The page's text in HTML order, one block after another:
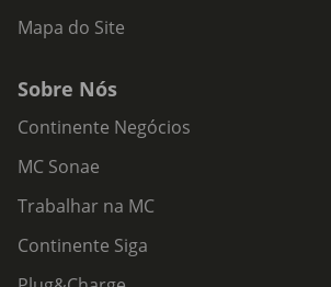
Mapa do Site
Sobre Nós
Continente Negócios
MC Sonae
Trabalhar na MC
Continente Siga